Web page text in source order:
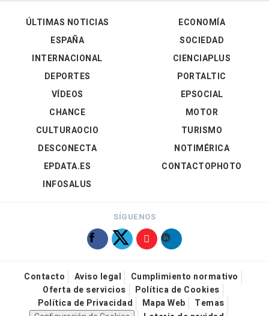
ÚLTIMAS NOTICIAS
ESPAÑA
INTERNACIONAL
DEPORTES
VÍDEOS
ECONOMÍA
SOCIEDAD
CIENCIAPLUS
PORTALTIC
EPSOCIAL
CHANCE
CULTURAOCIO
DESCONECTA
EPDATA.ES
INFOSALUS
MOTOR
TURISMO
NOTIMÉRICA
CONTACTOPHOTO
SÍGUENOS
Contacto Aviso legal
Cumplimiento normativo
Oferta de servicios
Política de Cookies
Política de Privacidad
Mapa Web
Temas